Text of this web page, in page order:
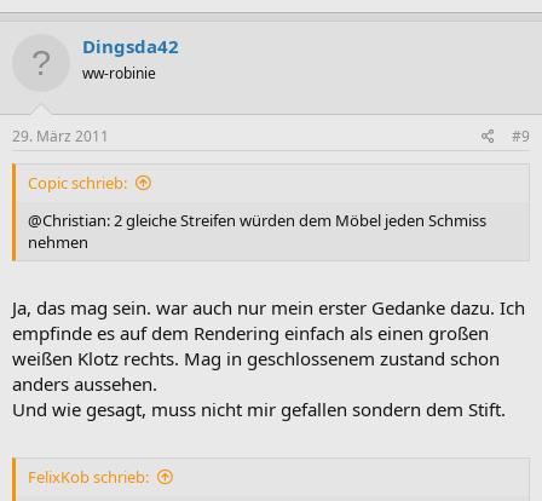
Dingsda42
ww-robinie
29. März 2011 #9
Copic schrieb:
@Christian: 2 gleiche Streifen würden dem Möbel jeden Schmiss
nehmen
Ja, das mag sein. war auch nur mein erster Gedanke dazu. Ich
empfinde es auf dem Rendering einfach als einen großen
weißen Klotz rechts. Mag in geschlossenem zustand schon
anders aussehen.
Und wie gesagt, muss nicht mir gefallen sondern dem Stift.
FelixKob schrieb: